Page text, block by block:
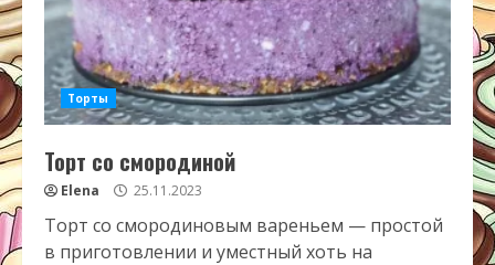
Торты
Торт со смородиной
Elena 25.11.2023
Торт со смородиновым вареньем — простой
в приготовлении и уместный хоть на